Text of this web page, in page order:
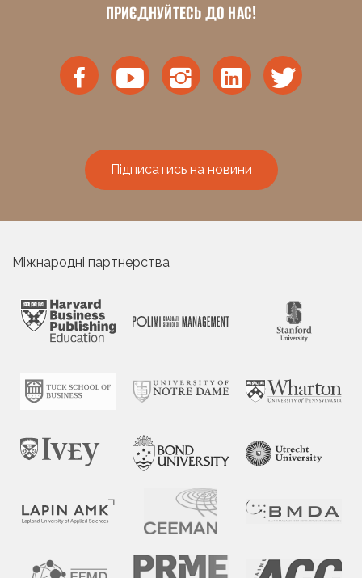
ПРИЄДНУЙТЕСЬ ДО НАС!
Підписатись на новини
Міжнародні партнерства